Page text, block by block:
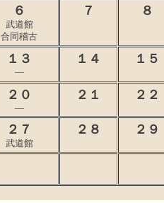
６
武道館
合同稽古
７ ８
１３
―
１４ １５
２０
―
２１ ２２
２７
武道館
２８ ２９